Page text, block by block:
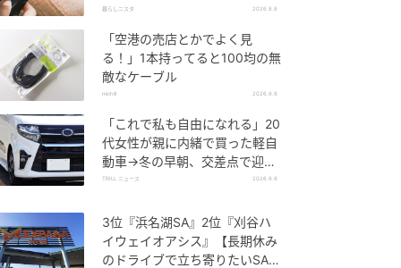
暮らしニスタ 2026.8.8
「空港の売店とかでよく見
る！」1本持ってると100均の無
敵なケーブル
michill 2026.8.8
「これで私も自由になれる」20
代女性が親に内緒で買った軽自
動車→冬の早朝、交差点で迎え
た“残酷な結末”
TRILL ニュース 2026.8.8
3位『浜名湖SA』2位『刈谷ハ
イウェイオアシス』【長期休み
のドライブで立ち寄りたいSA・